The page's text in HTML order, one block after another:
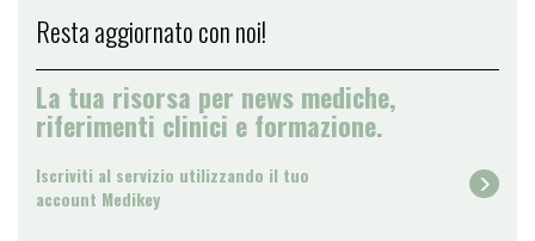
Resta aggiornato con noi!
La tua risorsa per news mediche,
riferimenti clinici e formazione.
Iscriviti al servizio utilizzando il tuo
account Medikey